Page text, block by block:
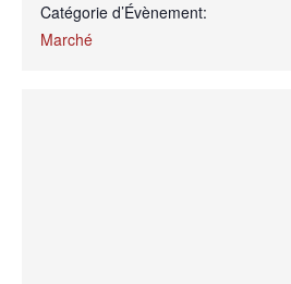
Catégorie d’Évènement:
Marché